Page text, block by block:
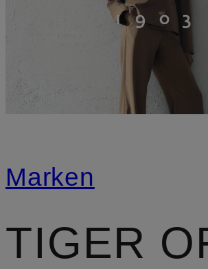
Marken
TIGER